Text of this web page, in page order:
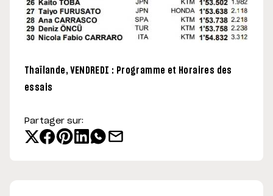
Thaïlande, VENDREDI : Programme et Horaires des
essais
Partager sur: